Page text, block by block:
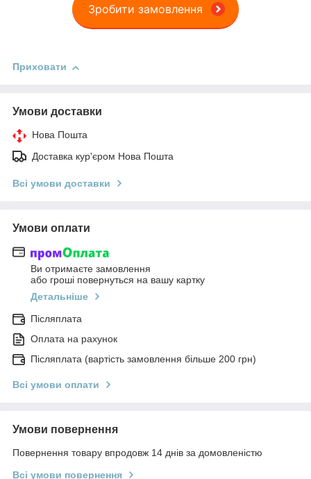
Зробити замовлення
Приховати
Умови доставки
Нова Пошта
Доставка кур'єром Нова Пошта
Всі умови доставки
Умови оплати
Ви отримаєте замовлення
або гроші повернуться на вашу картку
Детальніше
Післяплата
Оплата на рахунок
Післяплата (вартість замовлення більше 200 грн)
Всі умови оплати
Умови повернення
Повернення товару впродовж 14 днів за домовленістю
Всі умови повернення